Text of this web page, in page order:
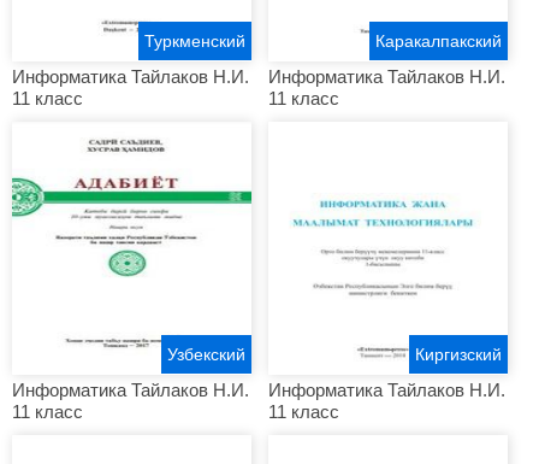
Информатика Тайлаков Н.И.
11 класс
Туркменский
Информатика Тайлаков Н.И.
11 класс
Каракалпакский
Информатика Тайлаков Н.И.
11 класс
Узбекский
Информатика Тайлаков Н.И.
11 класс
Киргизский